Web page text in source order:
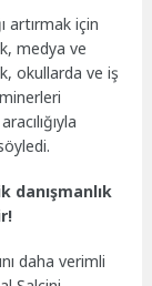
artırmak için
medya ve
okullarda ve iş
danışmanlık
daha verimli